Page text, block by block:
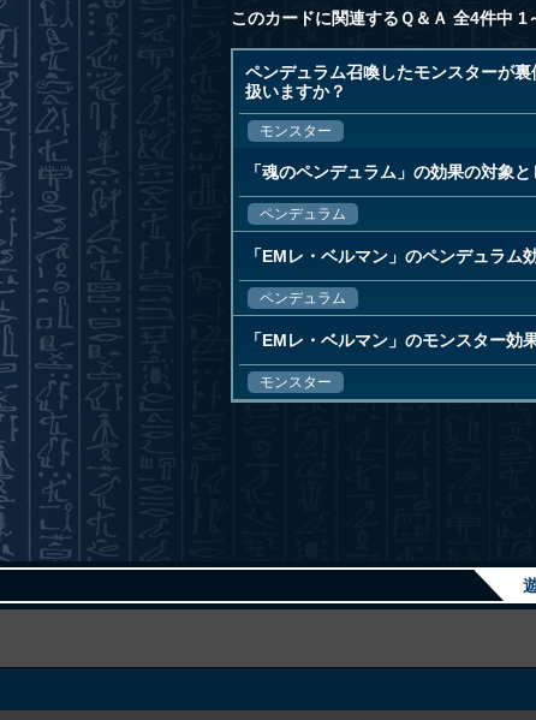
このカードに関連するＱ＆Ａ 全4件中 1
ペンデュラム召喚したモンスターが
扱いますか？
モンスター
「魂のペンデュラム」の効果の対象
ペンデュラム
「EMレ・ベルマン」のペンデュラ
ペンデュラム
「EMレ・ベルマン」のモンスター
モンスター